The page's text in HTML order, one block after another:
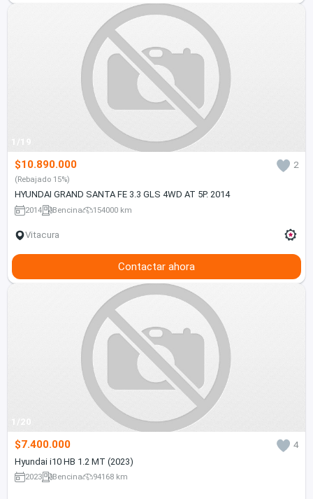
1/19
$10.890.000 2
(Rebajado 15%)
HYUNDAI GRAND SANTA FE 3.3 GLS 4WD AT 5P. 2014
2014 Bencina 154000 km
Vitacura
Contactar ahora
1/20
$7.400.000
4
Hyundai i10 HB 1.2 MT (2023)
2023 Bencina 94168 km